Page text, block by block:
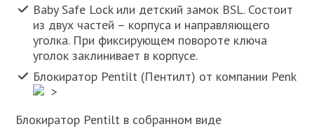
Baby Safe Lock или детский замок BSL. Состоит
из двух частей – корпуса и направляющего
уголка. При фиксирующем повороте ключа
уголок заклинивает в корпусе.
Блокиратор Pentilt (Пентилт) от компании Penk
>
Блокиратор Pentilt в собранном виде